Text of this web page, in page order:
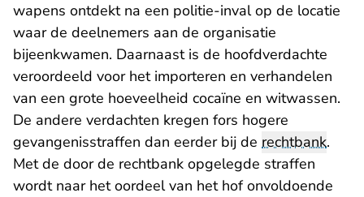
wapens ontdekt na een politie-inval op de locatie
waar de deelnemers aan de organisatie
bijeenkwamen. Daarnaast is de hoofdverdachte
veroordeeld voor het importeren en verhandelen
van een grote hoeveelheid cocaïne en witwassen.
De andere verdachten kregen fors hogere
gevangenisstraffen dan eerder bij de rechtbank.
Met de door de rechtbank opgelegde straffen
wordt naar het oordeel van het hof onvoldoende